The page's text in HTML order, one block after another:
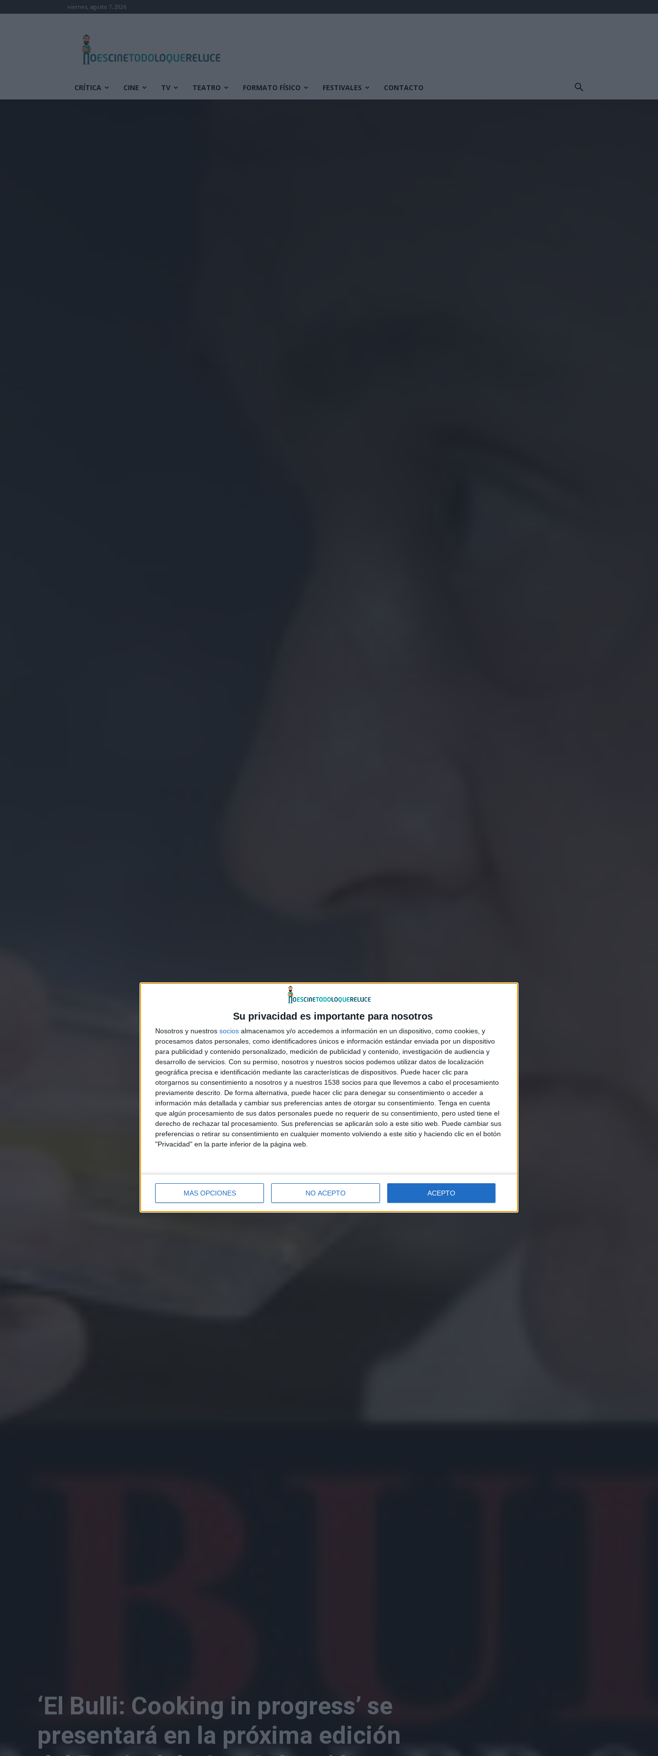
Su privacidad es importante para nosotros
Nosotros y nuestros socios almacenamos y/o accedemos a información en un dispositivo, como cookies, y
procesamos datos personales, como identificadores únicos e información estándar enviada por un dispositivo
para publicidad y contenido personalizado, medición de publicidad y contenido, investigación de audiencia y
desarrollo de servicios. Con su permiso, nosotros y nuestros socios podemos utilizar datos de localización
geográfica precisa e identificación mediante las características de dispositivos. Puede hacer clic para
otorgarnos su consentimiento a nosotros y a nuestros 1538 socios para que llevemos a cabo el procesamiento
previamente descrito. De forma alternativa, puede hacer clic para denegar su consentimiento o acceder a
información más detallada y cambiar sus preferencias antes de otorgar su consentimiento. Tenga en cuenta
que algún procesamiento de sus datos personales puede no requerir de su consentimiento, pero usted tiene el
derecho de rechazar tal procesamiento. Sus preferencias se aplicarán solo a este sitio web. Puede cambiar sus
preferencias o retirar su consentimiento en cualquier momento volviendo a este sitio y haciendo clic en el botón
"Privacidad" en la parte inferior de la página web.
MÁS OPCIONES NO ACEPTO ACEPTO
viernes, agosto 7, 2026
cine
todo
que
CRÍTICA CINE TV TEATRO FORMATO FÍSICO FESTIVALES CONTACTO
‘El Bulli: Cooking in progress’ se
presentará en la próxima edición